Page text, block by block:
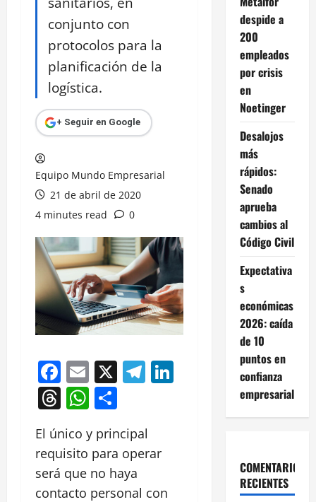
conjunto con
protocolos para la
planificación de la
logística.
+ Seguir en Google
Equipo Mundo Empresarial
21 de abril de 2020
4 minutes read
0
Facebook
Email
X Telegram
LinkedIn
Threads
WhatsApp
El único y principal
requisito para operar
será que no haya
contacto personal con
despide a
200
empleados
por crisis
en
Noetinger
Desalojos
más
rápidos:
Senado
aprueba
cambios al
Código Civil
Expectativa
s
económicas
2026: caída
de 10
puntos en
confianza
empresarial
COMENTARIOS
RECIENTES